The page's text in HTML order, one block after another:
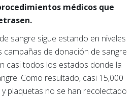
médicos que
sangre sigue estando en niveles
campañas de donación de sangre
casi todos los estados donde la
Como resultado, casi 15,000
plaquetas no se han recolectado